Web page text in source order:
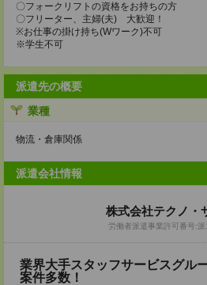
〇フォークリフトの資格をお持ちの方
〇フリーター、主婦(夫) 大歓迎！
※お仕事の掛け持ち(Wワーク)不可
※学生不可
派遣先の概要
業種
物流・倉庫関係
派遣会社情報
株式会社テクノ・
労働者派遣事業許可番号:
業界大手スタッフサービスグル
案件多数！